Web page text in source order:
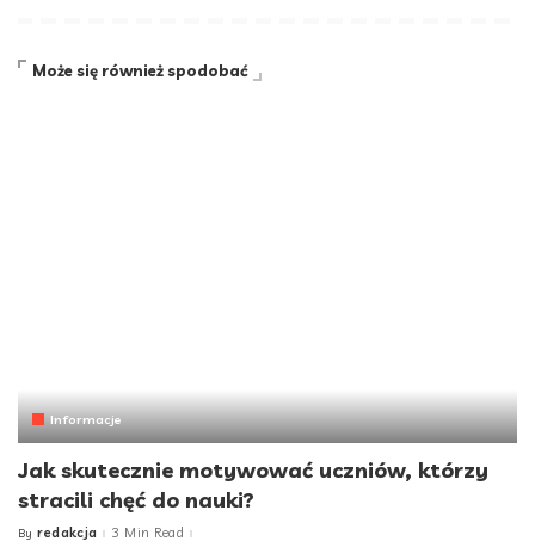
Może się również spodobać
Informacje
Jak skutecznie motywować uczniów, którzy
stracili chęć do nauki?
Posted
By redakcja 3 Min Read